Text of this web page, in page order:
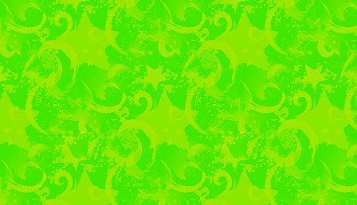
Гвардии Сердобского
поздравили Нину
Великой
концлагерей, с
Днём матери! Нина